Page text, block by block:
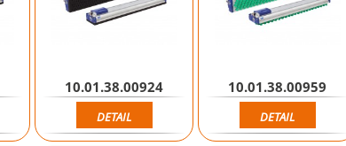
10.01.38.00924
DETAIL
10.01.38.00959
DETAIL